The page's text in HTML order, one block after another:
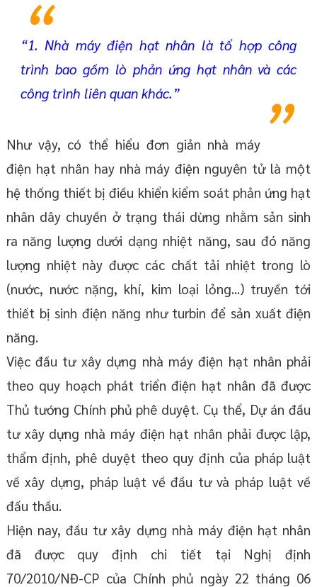
“1. Nhà máy điện hạt nhân là tổ hợp công
trình bao gồm lò phản ứng hạt nhân và các
công trình liên quan khác.”
Như vậy, có thể hiểu đơn giản nhà máy
điện hạt nhân hay nhà máy điện nguyên tử là một
hệ thống thiết bị điều khiển kiểm soát phản ứng hạt
nhân dây chuyền ở trạng thái dừng nhằm sản sinh
ra năng lượng dưới dạng nhiệt năng, sau đó năng
lượng nhiệt này được các chất tải nhiệt trong lò
(nước, nước nặng, khí, kim loại lỏng...) truyền tới
thiết bị sinh điện năng như turbin để sản xuất điện
năng.
Việc đầu tư xây dựng nhà máy điện hạt nhân phải
theo quy hoạch phát triển điện hạt nhân đã được
Thủ tướng Chính phủ phê duyệt. Cụ thể, Dự án đầu
tư xây dựng nhà máy điện hạt nhân phải được lập,
thẩm định, phê duyệt theo quy định của pháp luật
về xây dựng, pháp luật về đầu tư và pháp luật về
đấu thầu.
Hiện nay, đầu tư xây dựng nhà máy điện hạt nhân
đã được quy định chi tiết tại Nghị định
70/2010/NĐ-CP của Chính phủ ngày 22 tháng 06